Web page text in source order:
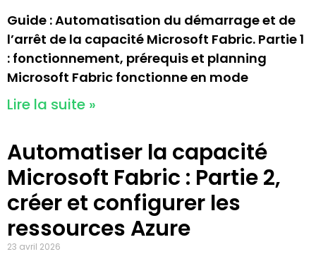
Guide : Automatisation du démarrage et de
l’arrêt de la capacité Microsoft Fabric. Partie 1
: fonctionnement, prérequis et planning
Microsoft Fabric fonctionne en mode
Lire la suite »
Automatiser la capacité
Microsoft Fabric : Partie 2,
créer et configurer les
ressources Azure
23 avril 2026